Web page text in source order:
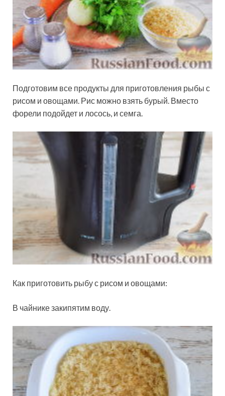
Подготовим все продукты для приготовления рыбы с
рисом и овощами. Рис можно взять бурый. Вместо
форели подойдет и лосось, и семга.
Как приготовить рыбу с рисом и овощами:
В чайнике закипятим воду.